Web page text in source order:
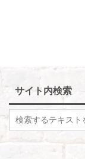
サイト内検索